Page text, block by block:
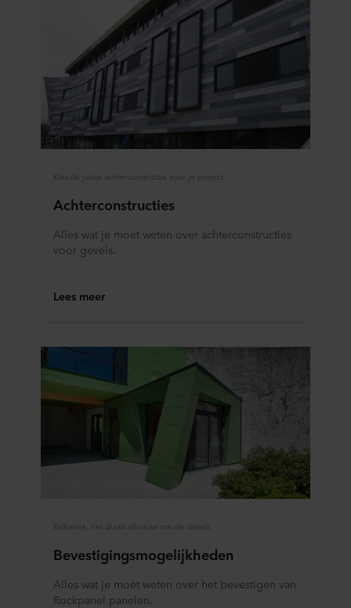
Kies de juiste achterconstructie voor je project
Achterconstructies
Alles wat je moet weten over achterconstructies
voor gevels.
Lees meer
Esthetiek, het draait allemaal om de details
Bevestigingsmogelijkheden
Alles wat je moet weten over het bevestigen van
Rockpanel panelen.